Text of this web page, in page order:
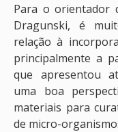
Para o orientador
Dragunski, é
relação à
principalmente a
que apresentou
uma boa
materiais para
de micro-